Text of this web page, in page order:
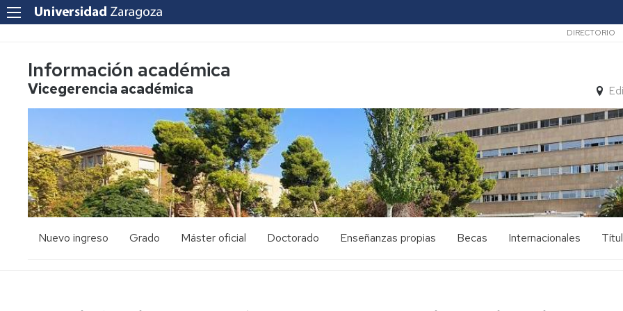
DIRECTORIO
Información académica
Vicegerencia académica
Nuevo ingreso Grado Máster oficial Doctorado Enseñanzas propias Becas Internacionales